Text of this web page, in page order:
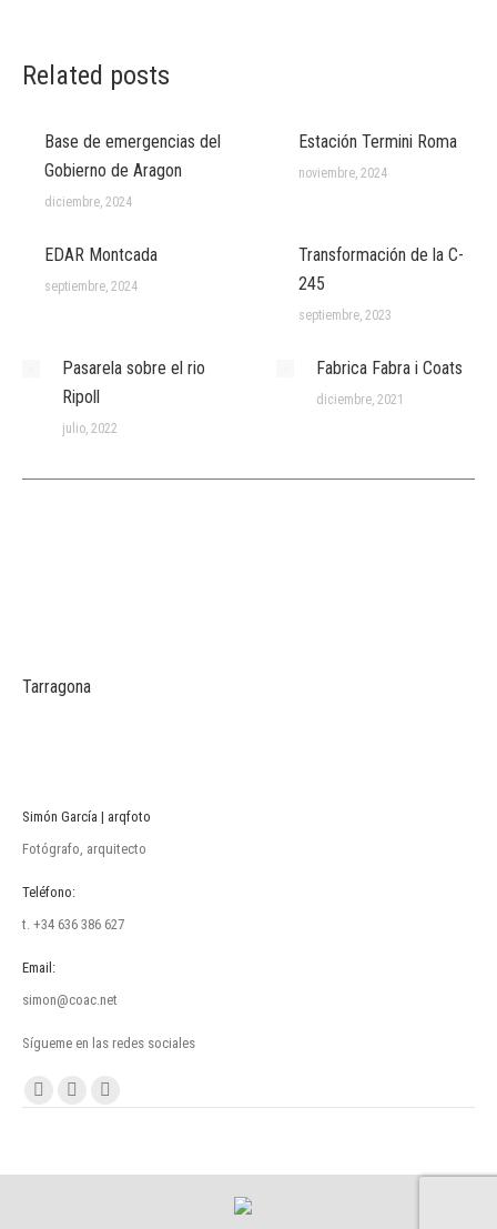
Related posts
Base de emergencias del
Gobierno de Aragon
diciembre, 2024
Estación Termini Roma
noviembre, 2024
EDAR Montcada
septiembre, 2024
Transformación de la C-
245
septiembre, 2023
Pasarela sobre el rio
Ripoll
julio, 2022
Fabrica Fabra i Coats
diciembre, 2021
Tarragona
Simón García | arqfoto
Fotógrafo, arquitecto
Teléfono:
t. +34 636 386 627
Email:
simon@coac.net
Sígueme en las redes sociales
Encuéntranos en: